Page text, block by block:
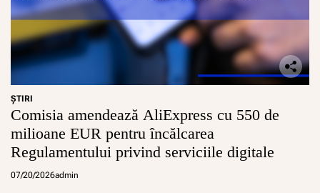
ŞTIRI
Comisia amendează AliExpress cu 550 de
milioane EUR pentru încălcarea
Regulamentului privind serviciile digitale
07/20/2026admin